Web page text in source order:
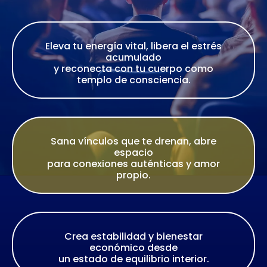
Eleva tu energía vital, libera el estrés
acumulado
y reconecta con tu cuerpo como
templo de consciencia.
Sana vínculos que te drenan, abre
espacio
para conexiones auténticas y amor
propio.
Crea estabilidad y bienestar
económico desde
un estado de equilibrio interior.